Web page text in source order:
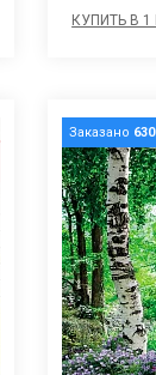
КУПИТЬ В 1
Заказано 630